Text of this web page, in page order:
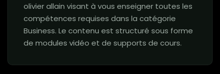
olivier allain​ visant à vous enseigner toutes les
compétences requises dans la catégorie
Business. Le contenu est structuré sous forme
de modules vidéo et de supports de cours.